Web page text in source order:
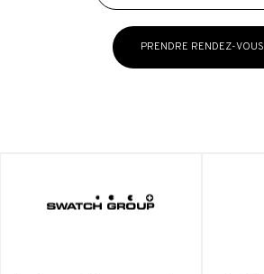
PRENDRE RENDEZ-VOUS